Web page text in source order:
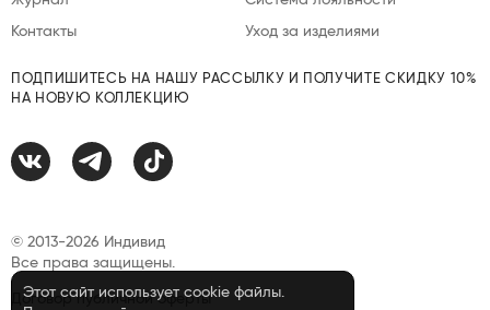
Контакты Уход за изделиями
ПОДПИШИТЕСЬ НА НАШУ РАССЫЛКУ И ПОЛУЧИТЕ СКИДКУ 10%
НА НОВУЮ КОЛЛЕКЦИЮ
© 2013-2026 Индивид
Все права защищены.
Договор публичной оферты
Этот сайт использует cookie файлы.